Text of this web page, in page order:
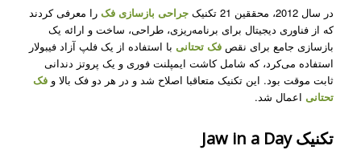
در سال 2012، محققین 21 تکنیک جراحی بازسازی فکرا معرفی کردند
که از فناوری دیجیتال برای برنامه‌ریزی، طراحی، ساخت و ارائه یک
بازسازی جامع برای نقص فک تحتانیبا استفاده از یک فلپ آزاد فیبولار
استفاده می‌کرد، که شامل کاشت ایمپلنت فوری و یک پروتز دندانی
ثابت موقت بود. این تکنیک متعاقبا اصلاح شد و در هر دو فک بالا و فک
تحتانیاعمال شد.
تکنیک Jaw in a Day